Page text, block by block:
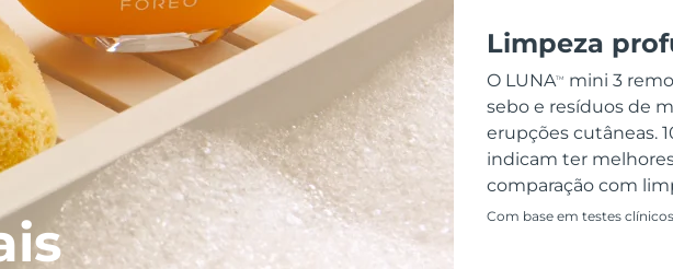
Limpeza
O LUNATM
mini 3
sebo e resíduos de
erupções cutâneas.
indicam ter
comparação com
Com base em testes